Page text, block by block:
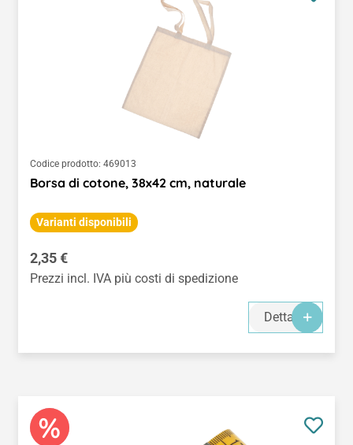
Codice prodotto: 469013
Borsa di cotone, 38x42 cm, naturale
Varianti disponibili
Prezzo normale:
2,35 €
Prezzi incl. IVA più costi di spedizione
Dettagli